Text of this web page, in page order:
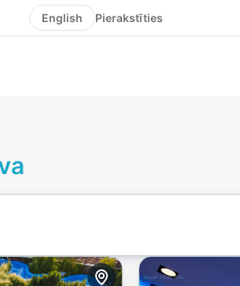
English Pierakstīties